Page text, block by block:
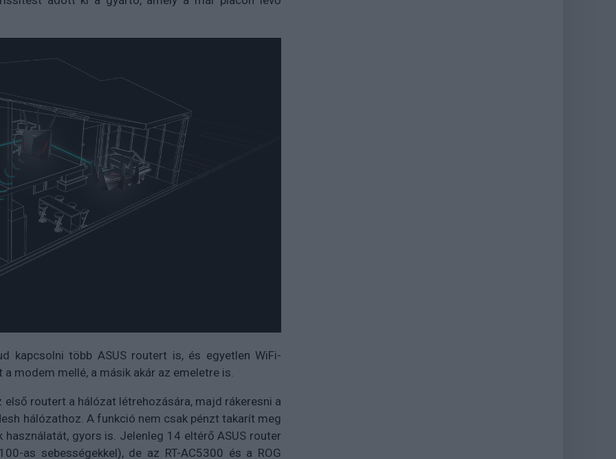
kapcsolni több ASUS routert is, és egyetlen WiFi-
modem mellé, a másik akár az emeletre is.
routert a hálózat létrehozására, majd rákeresni a
hálózathoz. A funkció nem csak pénzt takarít meg
gyors is. Jelenleg 14 eltérő ASUS router
as sebességekkel), de az RT-AC5300 és a ROG